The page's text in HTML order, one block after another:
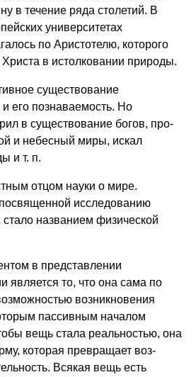
в течение ряда столе­тий. В
уни­верситетах
по Аристотелю, которого
в истолковании природы.
существо­вание
его по­знаваемость. Но
в существование богов, про­
и небесный миры, искал
и т. п.
отцом науки о мире.
исследованию
названием физиче­ской
в пред­ставлении
явля­ется то, что она сама по
возникновения
пассивным началом
вещь стала реальностью, она
которая превращает воз­
Вся­кая вещь есть